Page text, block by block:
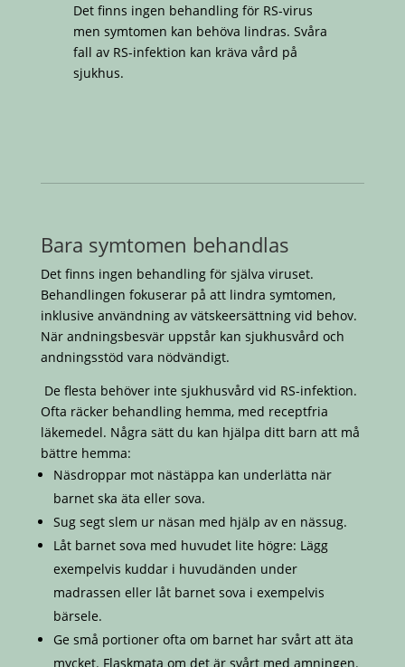
Det finns ingen behandling för RS-virus
men symtomen kan behöva lindras. Svåra
fall av RS-infektion kan kräva vård på
sjukhus.
Bara symtomen behandlas
Det finns ingen behandling för själva viruset.
Behandlingen fokuserar på att lindra symtomen,
inklusive användning av vätskeersättning vid behov.
När andningsbesvär uppstår kan sjukhusvård och
andningsstöd vara nödvändigt.
De flesta behöver inte sjukhusvård vid RS-infektion.
Ofta räcker behandling hemma, med receptfria
läkemedel. Några sätt du kan hjälpa ditt barn att må
bättre hemma:
Näsdroppar mot nästäppa kan underlätta när
barnet ska äta eller sova.
Sug segt slem ur näsan med hjälp av en nässug.
Låt barnet sova med huvudet lite högre: Lägg
exempelvis kuddar i huvudänden under
madrassen eller låt barnet sova i exempelvis
bärsele.
Ge små portioner ofta om barnet har svårt att äta
mycket. Flaskmata om det är svårt med amningen.